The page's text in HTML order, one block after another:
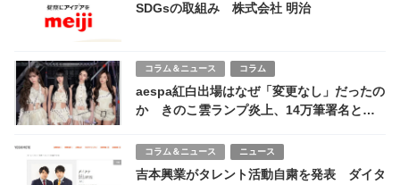
SDGsの取組み 株式会社 明治
コラム＆ニュース コラム
aespa紅白出場はなぜ「変更なし」だったの
か きのこ雲ランプ炎上、14万筆署名と
コラム＆ニュース ニュース
吉本興業がタレント活動自粛を発表 ダイタ